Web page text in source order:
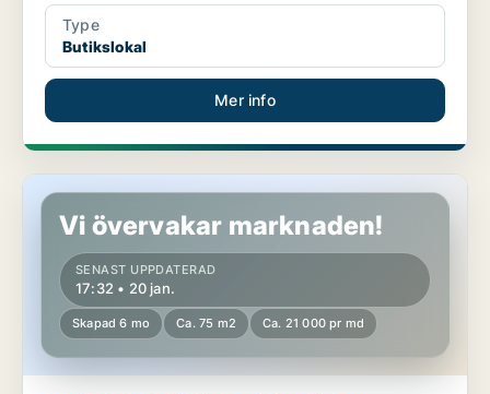
Type
Butikslokal
Mer info
Butikslokal på Gärdet/Djurgården
Vi övervakar marknaden!
SENAST UPPDATERAD
17:32 • 20 jan.
Skapad 6 mo Ca. 75 m2 Ca. 21 000 pr md